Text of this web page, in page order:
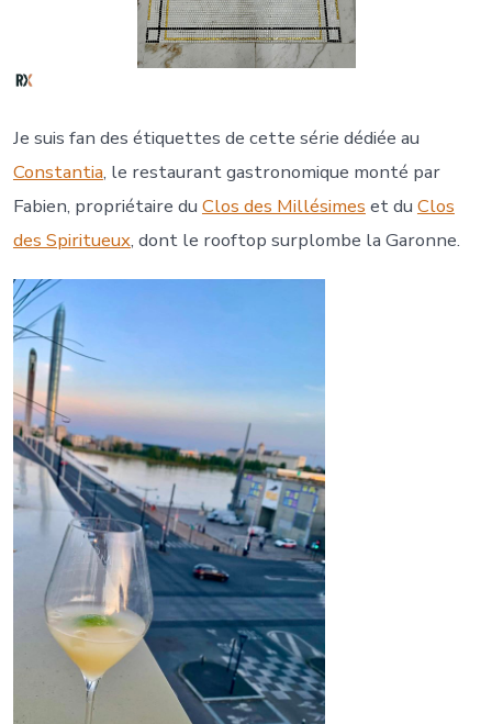
Je suis fan des étiquettes de cette série dédiée au
Constantia, le restaurant gastronomique monté par
Fabien, propriétaire du Clos des Millésimes et du Clos
des Spiritueux, dont le rooftop surplombe la Garonne.